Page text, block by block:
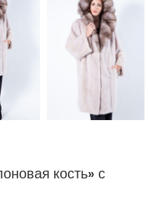
кость» с